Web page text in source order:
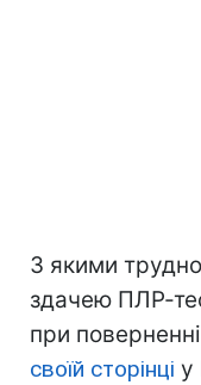
З якими
здачею ПЛР-
при
своїй сторінці у